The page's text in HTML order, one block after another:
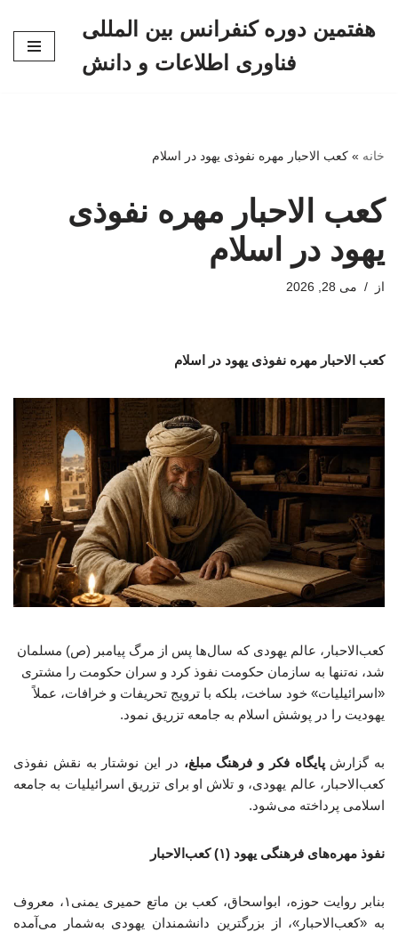
هفتمین دوره کنفرانس بین المللی
فناوری اطلاعات و دانش
خانه » کعب الاحبار مهره نفوذی یهود در اسلام
کعب الاحبار مهره نفوذی
یهود در اسلام
از می 28, 2026
کعب الاحبار مهره نفوذی یهود در اسلام
کعب‌الاحبار، عالم یهودی که سال‌ها پس از مرگ پیامبر (ص) مسلمان
شد، نه‌تنها به سازمان حکومت نفوذ کرد و سران حکومت را مشتری
«اسرائیلیات» خود ساخت، بلکه با ترویج تحریفات و خرافات، عملاً
یهودیت را در پوشش اسلام به جامعه تزریق نمود.
به گزارشپایگاه فکر و فرهنگ مبلغ، در این نوشتار به نقش نفوذی
کعب‌الاحبار، عالم یهودی، و تلاش او برای تزریق اسرائیلیات به جامعه
اسلامی پرداخته می‌شود.
نفوذ مهره‌های فرهنگی یهود (۱) کعب‌الاحبار
بنابر روایت حوزه، ابواسحاق، کعب بن ماتع حمیری یمنی۱، معروف
به «کعب‌الاحبار»، از بزرگترین دانشمندان یهودی به‌شمار می‌آمده